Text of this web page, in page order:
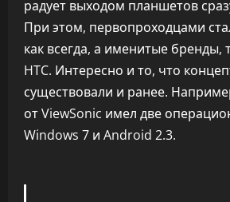
радует выходом планшетов
При этом, первопроходцами
как всегда, а именитые бренды,
HTC. Интересно и то, что
существовали и ранее.
от ViewSonic имел две
Windows 7 и Android 2.3.